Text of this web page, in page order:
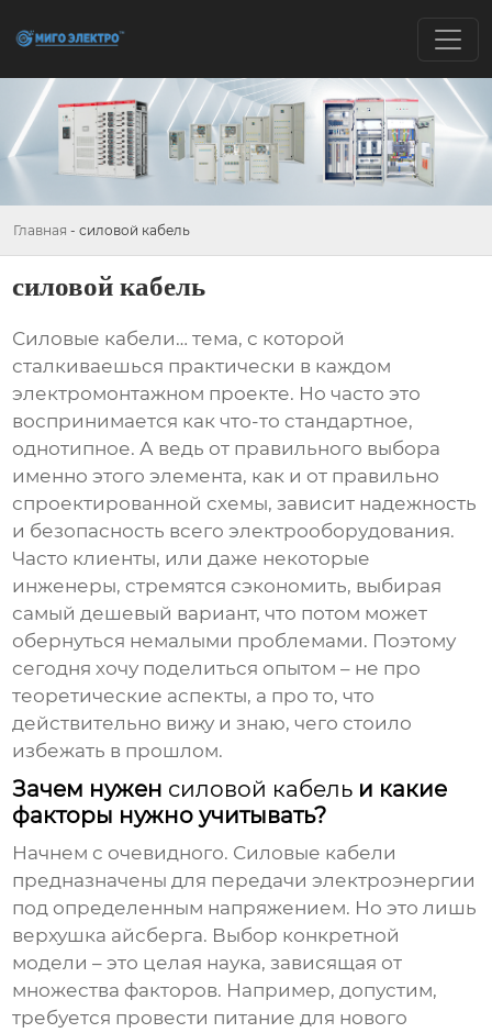
Главная - силовой кабель
силовой кабель
Силовые кабели… тема, с которой
сталкиваешься практически в каждом
электромонтажном проекте. Но часто это
воспринимается как что-то стандартное,
однотипное. А ведь от правильного выбора
именно этого элемента, как и от правильно
спроектированной схемы, зависит надежность
и безопасность всего электрооборудования.
Часто клиенты, или даже некоторые
инженеры, стремятся сэкономить, выбирая
самый дешевый вариант, что потом может
обернуться немалыми проблемами. Поэтому
сегодня хочу поделиться опытом – не про
теоретические аспекты, а про то, что
действительно вижу и знаю, чего стоило
избежать в прошлом.
Зачем нужен силовой кабель и какие
факторы нужно учитывать?
Начнем с очевидного. Силовые кабели
предназначены для передачи электроэнергии
под определенным напряжением. Но это лишь
верхушка айсберга. Выбор конкретной
модели – это целая наука, зависящая от
множества факторов. Например, допустим,
требуется провести питание для нового